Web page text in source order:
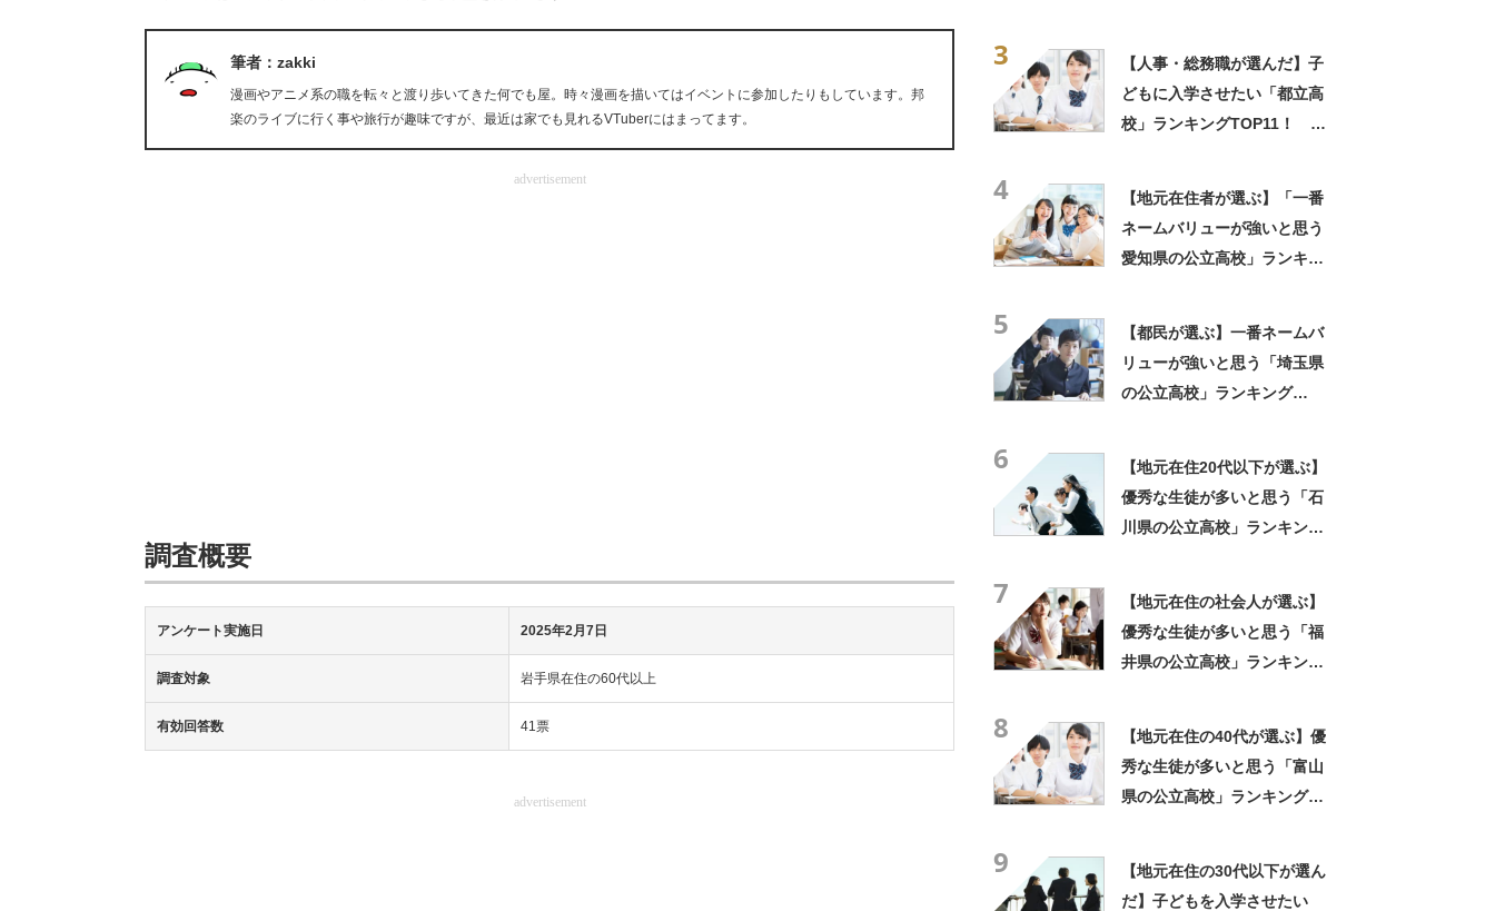
筆者：zakki
漫画やアニメ系の職を転々と渡り歩いてきた何でも屋。時々漫画を描いてはイベントに参加したりもしています。邦
楽のライブに行く事や旅行が趣味ですが、最近は家でも見れるVTuberにはまってます。
advertisement
調査概要
アンケート実施日 2025年2月7日
調査対象 岩手県在住の60代以上
有効回答数 41票
advertisement
3
【人事・総務職が選んだ】子
どもに入学させたい「都立高
校」ランキングTOP11！ 第
4
【地元在住者が選ぶ】「一番
ネームバリューが強いと思う
愛知県の公立高校」ランキン
5
【都民が選ぶ】一番ネームバ
リューが強いと思う「埼玉県
の公立高校」ランキング
6
【地元在住20代以下が選ぶ】
優秀な生徒が多いと思う「石
川県の公立高校」ランキング
7
【地元在住の社会人が選ぶ】
優秀な生徒が多いと思う「福
井県の公立高校」ランキング
8
【地元在住の40代が選ぶ】優
秀な生徒が多いと思う「富山
県の公立高校」ランキング
9
【地元在住の30代以下が選ん
だ】子どもを入学させたい